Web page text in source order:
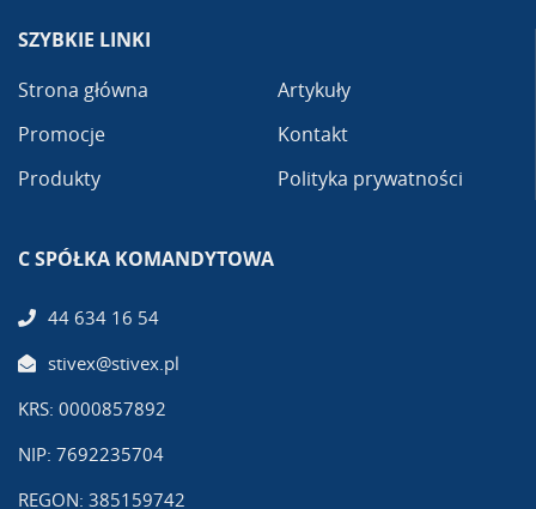
SZYBKIE LINKI
Strona główna
Promocje
Produkty
Artykuły
Kontakt
Polityka prywatności
C SPÓŁKA KOMANDYTOWA
44 634 16 54
stivex@stivex.pl
KRS: 0000857892
NIP: 7692235704
REGON: 385159742